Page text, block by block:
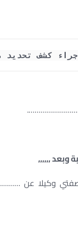
كشف تحديد
وبعد ,,,,,,
وكيلا عن